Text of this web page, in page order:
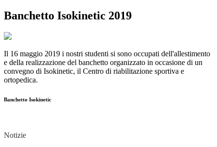
Banchetto Isokinetic 2019
Il 16 maggio 2019 i nostri studenti si sono occupati dell'allestimento
e della realizzazione del banchetto organizzato in occasione di un
convegno di Isokinetic, il Centro di riabilitazione sportiva e
ortopedica.
Banchetto Isokinetic
Notizie